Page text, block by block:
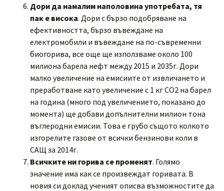
Дори да намалим наполовина употребата, тя
пак е висока. Дори с бързо подобряване на
ефективността, бързо въвеждане на
електромобили и въвеждане на по-съвременни
биогорива, все още ще използваме около 100
милиона барела нефт между 2015 и 2035г. Дори
малко увеличение на емисиите от извличането и
преработване като увеличение с 1 кг СО2 на барел
на година (много под увеличението, показано до
момента) ще добави допълнителни милион тона
въглеродни емисии. Това е грубо същото колкото
изгорелите газове от всички бензинови коли в
САЩ за 2014г.
Всичките ни горива се променят. Голямо
значение има как се произвеждат горивата. В
новия си доклад ученият описва възможностите да